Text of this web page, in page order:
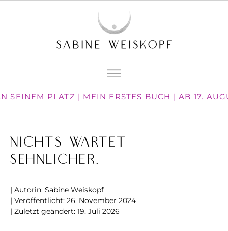
SEINEM PLATZ | MEIN ERSTES BUCH | AB 17.
Nichts wartet
sehnlicher.
| Autorin: Sabine Weiskopf
| Veröffentlicht: 26. November 2024
| Zuletzt geändert: 19. Juli 2026